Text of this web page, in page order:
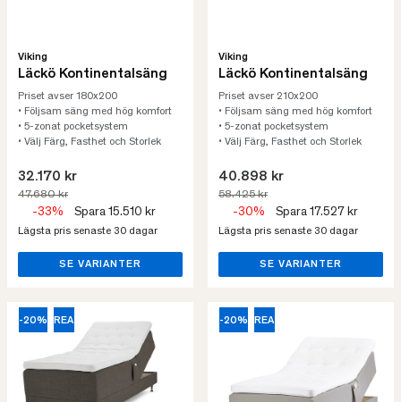
Viking
Läckö Kontinentalsäng
Priset avser 180x200
• Följsam säng med hög komfort
• 5-zonat pocketsystem
• Välj Färg, Fasthet och Storlek
32.170 kr
47.680 kr
-33% Spara 15.510 kr
Lägsta pris senaste 30 dagar
SE VARIANTER
Viking
Läckö Kontinentalsäng
Priset avser 210x200
• Följsam säng med hög komfort
• 5-zonat pocketsystem
• Välj Färg, Fasthet och Storlek
40.898 kr
58.425 kr
-30% Spara 17.527 kr
Lägsta pris senaste 30 dagar
SE VARIANTER
-20% REA -20% REA